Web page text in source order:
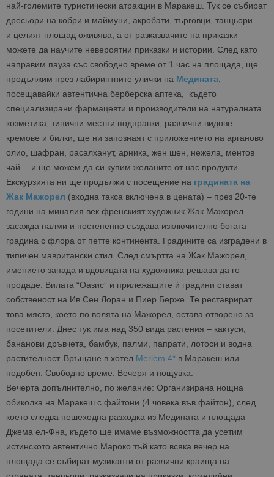
най-големите туристически атракции в Маракеш. Тук се събират
дресьори на кобри и маймуни, акробати, търговци, танцьори…
и целият площад оживява, а от разказвачите на приказки
можете да научите невероятни приказки и истории. След като
направим пауза със свободно време от 1 час на площада, ще
продължим през лабиринтните улички на Медината,
посещавайки автентична берберска аптека, където
специализирани фармацевти и производители на натуралната
козметика, типични местни подправки, различни видове
кремове и билки, ще ни запознаят с приложението на арганово
олио, шафран, расалханут, арника, жен шен, нежела, ментов
чай… и ще можем да си купим желаните от нас продукти.
Екскурзията ни ще продължи с посещение на градината на
Жак Мажорел (входна такса включена в цената) – през 20-те
години на миналия век френският художник Жак Мажорел
засажда палми и постепенно създава изключително богата
градина с флора от петте континента. Градините са изградени в
типичен мавритански стил. След смъртта на Жак Мажорел,
имението запада и вдовицата на художника решава да го
продаде. Вилата “Оазис” и прилежащите ѝ градини стават
собственост на Ив Сен Лоран и Пиер Берже. Те реставрират
това място, което по волята на Мажорел, остава отворено за
посетители. Днес тук има над 350 вида растения – кактуси,
бананови дръвчета, бамбук, палми, папрати, лотоси и водна
растителност. Връщане в хотел Meriem 4* в Маракеш или
подобен. Свободно време. Вечеря и нощувка.
Вечерта допълнително, по желание: Oрганизирана нощна
обиколка на Маракеш с файтони (4 човека във файтон), след
което следва пешеходна разходка из Медината и площада
Джема ел-Фна, където ще имаме възможността да усетим
истинското автентично Мароко тъй като всяка вечер на
площада се събират музиканти от различни краища на